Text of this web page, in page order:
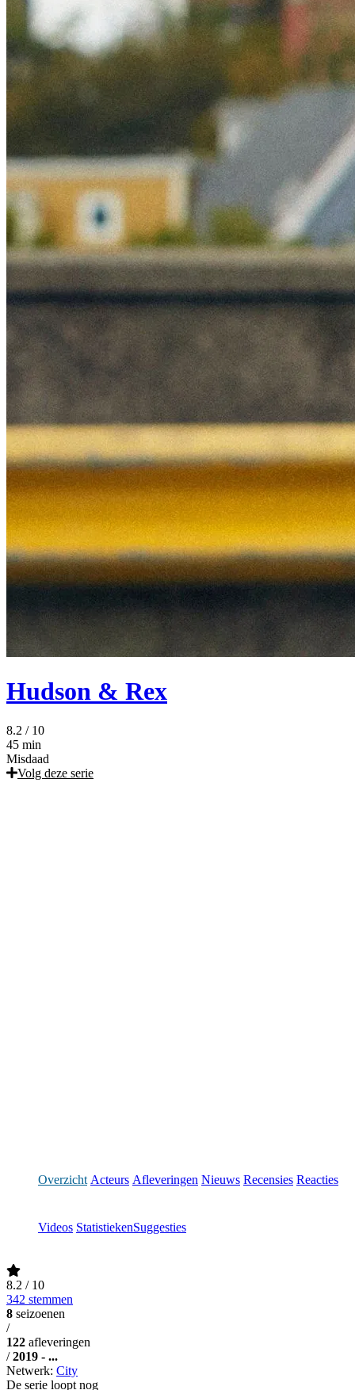
Hudson & Rex
8.2 / 10
45 min
Misdaad
Volg deze serie
Overzicht Acteurs Afleveringen Nieuws Recensies Reacties
Videos StatistiekenSuggesties
8.2 / 10
342 stemmen
8 seizoenen
/
122 afleveringen
/ 2019 - ...
Netwerk: City
De serie loopt nog